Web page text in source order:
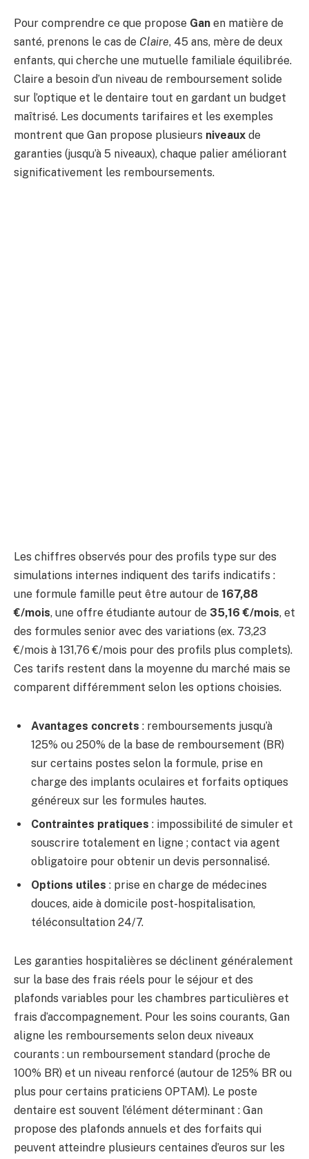
Pour comprendre ce que propose Gan en matière de
santé, prenons le cas de Claire, 45 ans, mère de deux
enfants, qui cherche une mutuelle familiale équilibrée.
Claire a besoin d’un niveau de remboursement solide
sur l’optique et le dentaire tout en gardant un budget
maîtrisé. Les documents tarifaires et les exemples
montrent que Gan propose plusieurs niveaux de
garanties (jusqu’à 5 niveaux), chaque palier améliorant
significativement les remboursements.
Les chiffres observés pour des profils type sur des
simulations internes indiquent des tarifs indicatifs :
une formule famille peut être autour de 167,88
€/mois, une offre étudiante autour de 35,16 €/mois, et
des formules senior avec des variations (ex. 73,23
€/mois à 131,76 €/mois pour des profils plus complets).
Ces tarifs restent dans la moyenne du marché mais se
comparent différemment selon les options choisies.
Avantages concrets : remboursements jusqu’à
125% ou 250% de la base de remboursement (BR)
sur certains postes selon la formule, prise en
charge des implants oculaires et forfaits optiques
généreux sur les formules hautes.
Contraintes pratiques : impossibilité de simuler et
souscrire totalement en ligne ; contact via agent
obligatoire pour obtenir un devis personnalisé.
Options utiles : prise en charge de médecines
douces, aide à domicile post-hospitalisation,
téléconsultation 24/7.
Les garanties hospitalières se déclinent généralement
sur la base des frais réels pour le séjour et des
plafonds variables pour les chambres particulières et
frais d’accompagnement. Pour les soins courants, Gan
aligne les remboursements selon deux niveaux
courants : un remboursement standard (proche de
100% BR) et un niveau renforcé (autour de 125% BR ou
plus pour certains praticiens OPTAM). Le poste
dentaire est souvent l’élément déterminant : Gan
propose des plafonds annuels et des forfaits qui
peuvent atteindre plusieurs centaines d’euros sur les